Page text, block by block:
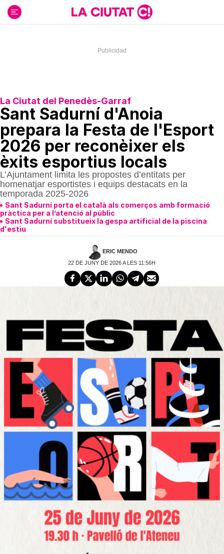
contenido
La Ciutat del Penedès-Garraf
Sant Sadurní d'Anoia
prepara la Festa de l'Esport
2026 per reconèixer els
èxits esportius locals
L’Ajuntament limita les propostes d’entitats per
homenatjar esportistes i equips destacats en la
temporada 2025-2026
Sant Sadurní porta el català als comerços amb formació
pràctica per a l’atenció al públic
Sant Sadurní substitueix la gespa artificial de la piscina
d'estiu
ERIC MENDO
22 DE JUNY DE 2026 A LES 11:56H